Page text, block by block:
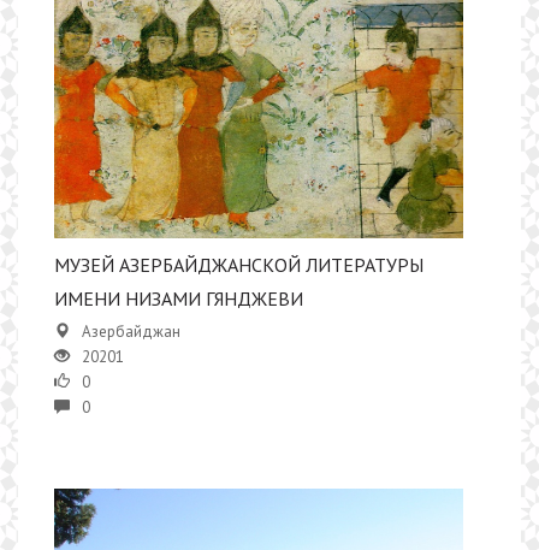
МУЗЕЙ АЗЕРБАЙДЖАНСКОЙ ЛИТЕРАТУРЫ
ИМЕНИ НИЗАМИ ГЯНДЖЕВИ
Азербайджан
20201
0
0